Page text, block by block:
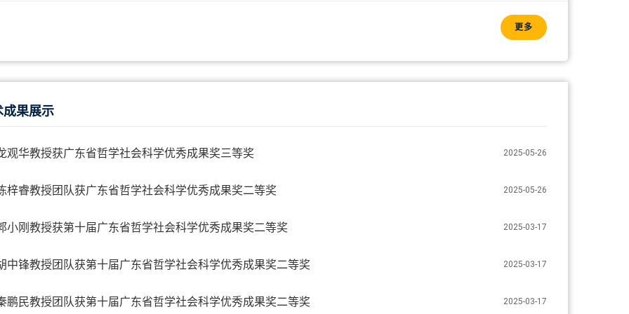
更多
成果展示
2025-05-26
观华教授获广东省哲学社会科学优秀成果奖三等奖
2025-05-26
梓睿教授团队获广东省哲学社会科学优秀成果奖二等奖
2025-03-17
小刚教授获第十届广东省哲学社会科学优秀成果奖二等奖
2025-03-17
中锋教授团队获第十届广东省哲学社会科学优秀成果奖二等奖
2025-03-17
鹏民教授团队获第十届广东省哲学社会科学优秀成果奖二等奖